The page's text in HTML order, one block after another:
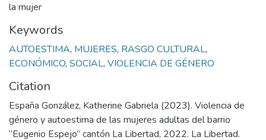
la mujer
Keywords
AUTOESTIMA, MUJERES, RASGO CULTURAL,
ECONÓMICO, SOCIAL, VIOLENCIA DE GÉNERO
Citation
España González, Katherine Gabriela (2023). Violencia de
género y autoestima de las mujeres adultas del barrio
“Eugenio Espejo” cantón La Libertad, 2022. La Libertad.